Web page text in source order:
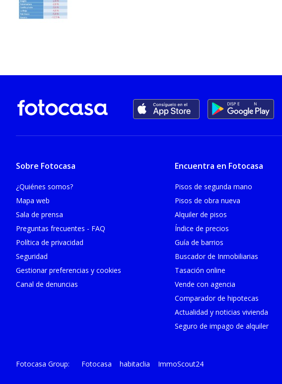
Sobre Fotocasa
¿Quiénes somos?
Mapa web
Sala de prensa
Preguntas frecuentes - FAQ
Política de privacidad
Seguridad
Gestionar preferencias y cookies
Canal de denuncias
Encuentra en Fotocasa
Pisos de segunda mano
Pisos de obra nueva
Alquiler de pisos
Índice de precios
Guía de barrios
Buscador de Inmobiliarias
Tasación online
Vende con agencia
Comparador de hipotecas
Actualidad y noticias vivienda
Seguro de impago de alquiler
Fotocasa Group Fotocasa habitaclia ImmoScout24